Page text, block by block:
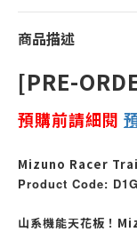
商品描述
[PRE-
預購前請細閱
Mizuno Racer
Product Code:
山系機能天花板！